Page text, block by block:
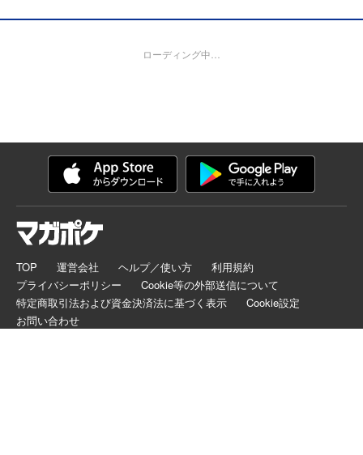
ほぼほぼ実録漫画である！
ローディング中…
TOP 運営会社 ヘルプ／使い方
利用規約
プライバシーポリシー
Cookie等の外部送信について
特定商取引法および資金決済法に基づく表示
Cookie設定
お問い合わせ